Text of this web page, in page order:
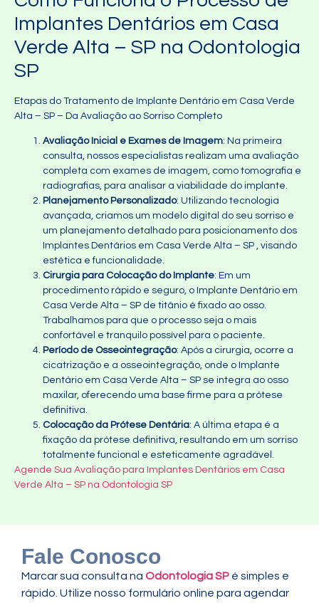
Implantes Dentários em Casa
Verde Alta – SP na Odontologia
SP
Etapas do Tratamento de Implante Dentário em Casa Verde
Alta – SP – Da Avaliação ao Sorriso Completo
Avaliação Inicial e Exames de Imagem: Na primeira
consulta, nossos especialistas realizam uma avaliação
completa com exames de imagem, como tomografia e
radiografias, para analisar a viabilidade do implante.
Planejamento Personalizado: Utilizando tecnologia
avançada, criamos um modelo digital do seu sorriso e
um planejamento detalhado para posicionamento dos
Implantes Dentários em Casa Verde Alta – SP , visando
estética e funcionalidade.
Cirurgia para Colocação do Implante: Em um
procedimento rápido e seguro, o Implante Dentário em
Casa Verde Alta – SP de titânio é fixado ao osso.
Trabalhamos para que o processo seja o mais
confortável e tranquilo possível para o paciente.
Período de Osseointegração: Após a cirurgia, ocorre a
cicatrização e a osseointegração, onde o Implante
Dentário em Casa Verde Alta – SP se integra ao osso
maxilar, oferecendo uma base firme para a prótese
definitiva.
Colocação da Prótese Dentária: A última etapa é a
fixação da prótese definitiva, resultando em um sorriso
totalmente funcional e esteticamente agradável.
Agende Sua Avaliação para Implantes Dentários em Casa
Verde Alta – SP na Odontologia SP
Fale Conosco
Marcar sua consulta na Odontologia SP é simples e
rápido. Utilize nosso formulário online para agendar